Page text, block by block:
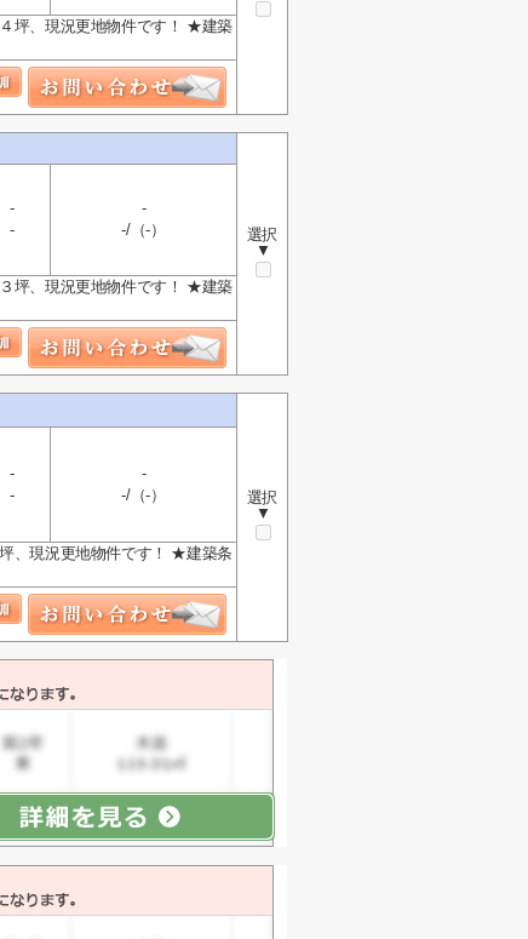
坪、現況更地物件です！ ★建築
選択
▼
-
-
-
-/（-）
坪、現況更地物件です！ ★建築
選択
▼
-
-
-
-/（-）
、現況更地物件です！ ★建築条